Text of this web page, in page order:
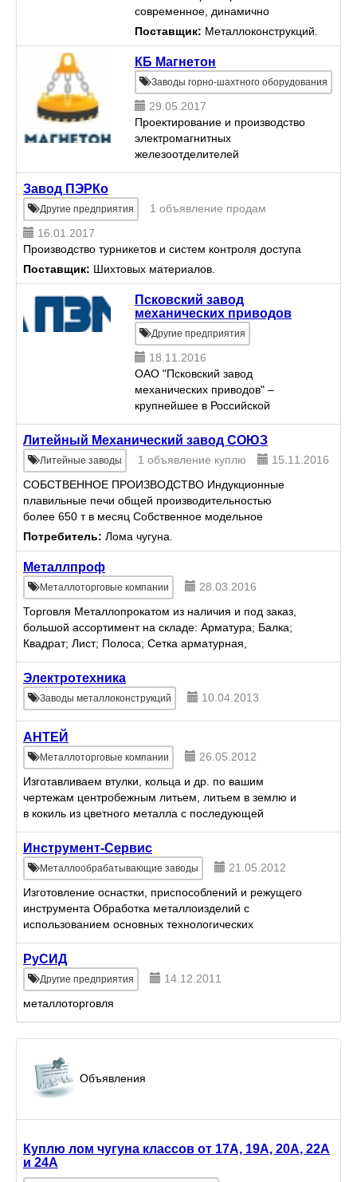
современное, динамично
развивающееся предприятие,
основной деятельностью
которого является разработка,
проектирование и изготовление
тяжелого эле...
Поставщик: Металлоконструкций.
КБ Магнетон
Заводы горно-шахтного оборудования
29.05.2017
Проектирование и производство
электромагнитных
железоотделителей
Завод ПЭРКо
Другие предприятия
1 объявление продам
16.01.2017
Производство турникетов и систем контроля доступа
Поставщик: Шихтовых материалов.
Псковский завод
механических приводов
Другие предприятия
18.11.2016
ОАО "Псковский завод
механических приводов" –
крупнейшее в Российской
Федерации многопрофильное
предприятие - производитель
приводной техники и приводов на
основе зубчатых колес
различного профиля. О...
Литейный Механический завод СОЮЗ
Литейные заводы 1 объявление куплю
15.11.2016
СОБСТВЕННОЕ ПРОИЗВОДСТВО Индукционные
плавильные печи общей производительностью
более 650 т в месяц Собственное модельное
производство Современные литейные технологии и
более чем десятилетний опыт ...
Потребитель: Лома чугуна.
Металлпроф
Металлоторговые компании
28.03.2016
Торговля Металлопрокатом из наличия и под заказ,
большой ассортимент на складе: Арматура; Балка;
Квадрат; Лист; Полоса; Сетка арматурная,
кладочная; Труба ВГП, эл/св, профильная; Уголок;
Швеллер; Поло...
Электротехника
Заводы металлоконструкций 10.04.2013
АНТЕЙ
Металлоторговые компании
26.05.2012
Изготавливаем втулки, кольца и др. по вашим
чертежам центробежным литьем, литьем в землю и
в кокиль из цветного металла с последующей
обработкой. Поставляем бронзовую чушку, латунную
чушку алюминиеву...
Инструмент-Сервис
Металлообрабатывающие заводы
21.05.2012
Изготовление оснастки, приспособлений и режущего
инструмента Обработка металлоизделий с
использованием основных технологических
процессов машиностроения
РуСИД
Другие предприятия
14.12.2011
металлоторговля
Объявления
Куплю лом чугуна классов от 17А, 19А, 20А, 22А
и 24А